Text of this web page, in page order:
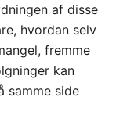
af disse
hvordan selv
fremme
kan
samme side